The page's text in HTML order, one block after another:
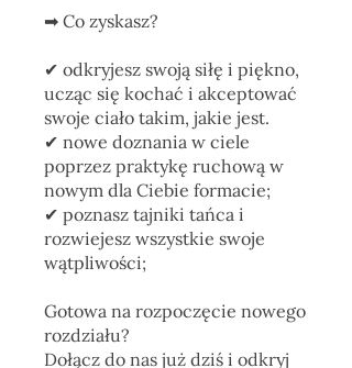
➡ Co zyskasz?
✔︎ odkryjesz swoją siłę i piękno,
ucząc się kochać i akceptować
swoje ciało takim, jakie jest.
✔︎ nowe doznania w ciele
poprzez praktykę ruchową w
nowym dla Ciebie formacie;
✔︎ poznasz tajniki tańca i
rozwiejesz wszystkie swoje
wątpliwości;
Gotowa na rozpoczęcie nowego
rozdziału?
Dołącz do nas już dziś i odkryj